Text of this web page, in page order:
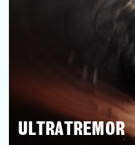
ULTRATREMOR